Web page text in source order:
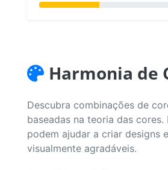
Harmonia de
Descubra combinações de
baseadas na teoria das cores.
podem ajudar a criar designs
visualmente agradáveis.